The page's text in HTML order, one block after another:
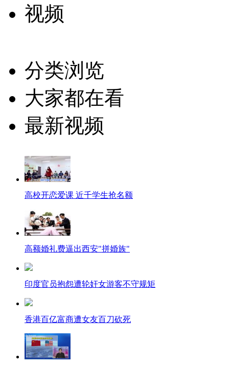
视频
分类浏览
大家都在看
最新视频
高校开恋爱课 近千学生抢名额
高额婚礼费逼出西安"拼婚族"
印度官员抱怨遭轮奸女游客不守规矩
香港百亿富商遭女友百刀砍死